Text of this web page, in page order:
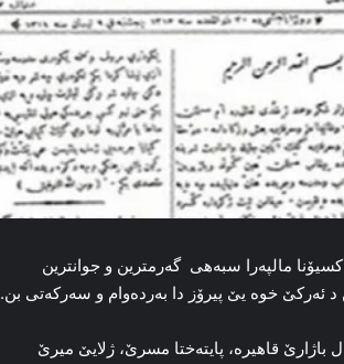
ب ناڤێ رێداكسیۆنا مالپەرا سبەھی ‌ گەرمترین و جوانترین
د ئەركێ خوە یێ پیرۆز دا بەردەوام و سەركەتی بن.
رۆژنامەیا كوردستان یەكەم رۆژنامەیا كوردی بوو ل 1898.04.22 ل باژارێ‌ قاهیرە، پایتەختا مسرێ، ژلایێ‌ میرێ